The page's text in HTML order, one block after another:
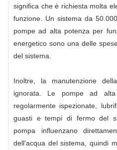
significa che è richiesta molta
funzione. Un sistema da
pompe ad alta potenza per
energetico sono una delle
del sistema.
Inoltre, la manutenzione
ignorata. Le pompe ad
regolarmente ispezionate,
guasti e tempi di fermo del
pompa influenzano
dell'acqua del sistema, quindi